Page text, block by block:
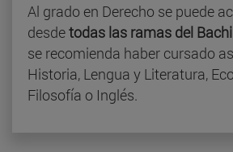
Al grado en Derecho se puede
desdetodas las ramas del
se recomienda haber cursado
Historia, Lengua y Literatura,
Filosofía o Inglés.